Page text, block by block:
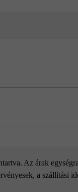
Az árak
a szállítási